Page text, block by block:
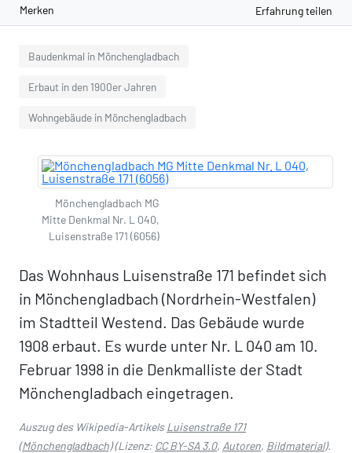
Merken Erfahrung teilen
Baudenkmal in Mönchengladbach
Erbaut in den 1900er Jahren
Wohngebäude in Mönchengladbach
Mönchengladbach MG
Mitte Denkmal Nr. L 040,
Luisenstraße 171 (6056)
Das Wohnhaus Luisenstraße 171 befindet sich
in Mönchengladbach (Nordrhein-Westfalen)
im Stadtteil Westend. Das Gebäude wurde
1908 erbaut. Es wurde unter Nr. L 040 am 10.
Februar 1998 in die Denkmalliste der Stadt
Mönchengladbach eingetragen.
Auszug des Wikipedia-ArtikelsLuisenstraße 171
(Mönchengladbach)(Lizenz: CC BY-SA 3.0, Autoren, Bildmaterial).